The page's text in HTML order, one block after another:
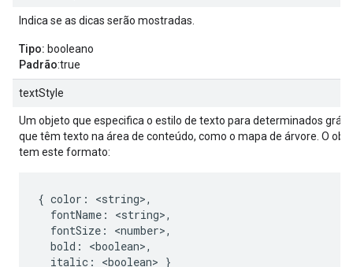
Indica se as dicas serão mostradas.
Tipo: booleano
Padrão:true
textStyle
Um objeto que especifica o estilo de texto para determinados
que têm texto na área de conteúdo, como o mapa de árvore. O
tem este formato:
{ color: <string>,
  fontName: <string>,
  fontSize: <number>,
  bold: <boolean>,
  italic: <boolean> }